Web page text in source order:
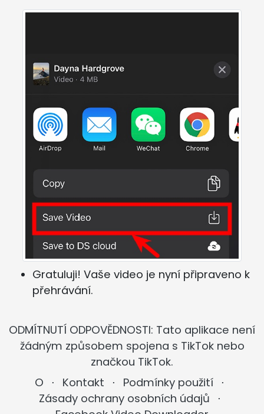
Gratuluji! Vaše video je nyní připraveno k
přehrávání.
ODMÍTNUTÍ ODPOVĚDNOSTI: Tato aplikace není
žádným způsobem spojena s TikTok nebo
značkou TikTok.
O
⋅ Kontakt ⋅ Podmínky použití ⋅
Zásady ochrany osobních údajů
⋅